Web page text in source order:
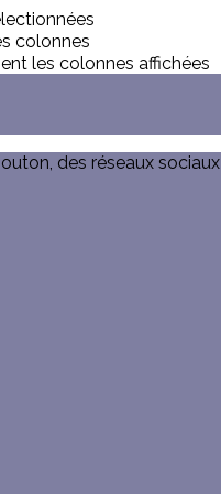
colonnes
les colonnes affichées
des réseaux sociaux